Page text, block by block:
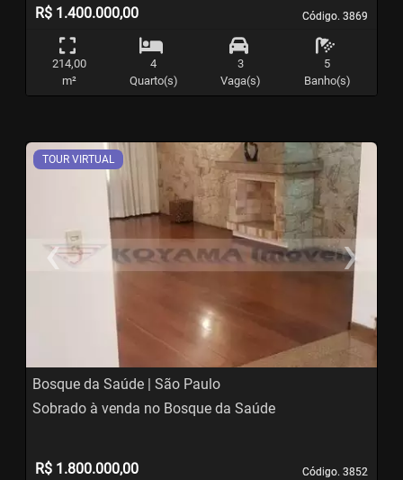
Código. 3869
Código. 3869
R$ 1.400.000,00
214,00
m²
4
Quarto(s)
3
Vaga(s)
5
Banho(s)
TOUR VIRTUAL
‹
Previous
›
Bosque da Saúde | São Paulo
Código. 3852
Código. 3852
Sobrado à venda no Bosque da Saúde
R$ 1.800.000,00